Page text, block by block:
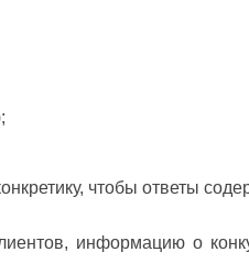
чтобы ответы
информацию о